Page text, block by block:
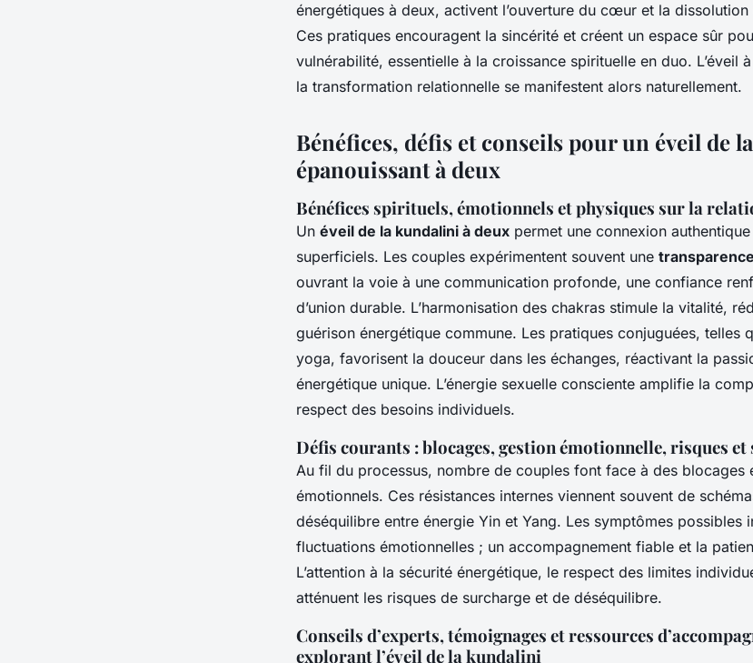
énergétiques à deux, activent l’ouverture du cœur et la
Ces pratiques encouragent la sincérité et créent un espace sûr
vulnérabilité, essentielle à la croissance spirituelle en duo. L’éveil
la transformation relationnelle se manifestent alors naturellement.
Bénéfices, défis et conseils pour un éveil de
épanouissant à deux
Bénéfices spirituels, émotionnels et physiques sur la
Un éveil de la kundalini à deux permet une connexion
superficiels. Les couples expérimentent souvent une
ouvrant la voie à une communication profonde, une confiance
d’union durable. L’harmonisation des chakras stimule la vitalité,
guérison énergétique commune. Les pratiques conjuguées, telles
yoga, favorisent la douceur dans les échanges, réactivant la
énergétique unique. L’énergie sexuelle consciente amplifie la
respect des besoins individuels.
Défis courants : blocages, gestion émotionnelle, risques
Au fil du processus, nombre de couples font face à des blocages
émotionnels. Ces résistances internes viennent souvent de
déséquilibre entre énergie Yin et Yang. Les symptômes possibles
fluctuations émotionnelles ; un accompagnement fiable et la
L’attention à la sécurité énergétique, le respect des limites
atténuent les risques de surcharge et de déséquilibre.
Conseils d’experts, témoignages et ressources
explorant l’éveil de la kundalini